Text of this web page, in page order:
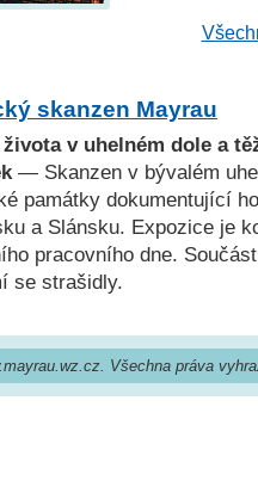
skanzen Mayrau
života v uhelném dole a
— Skanzen v bývalém
památky dokumentující
a Slánsku. Expozice je
pracovního dne.
se strašidly.
Všechna práva